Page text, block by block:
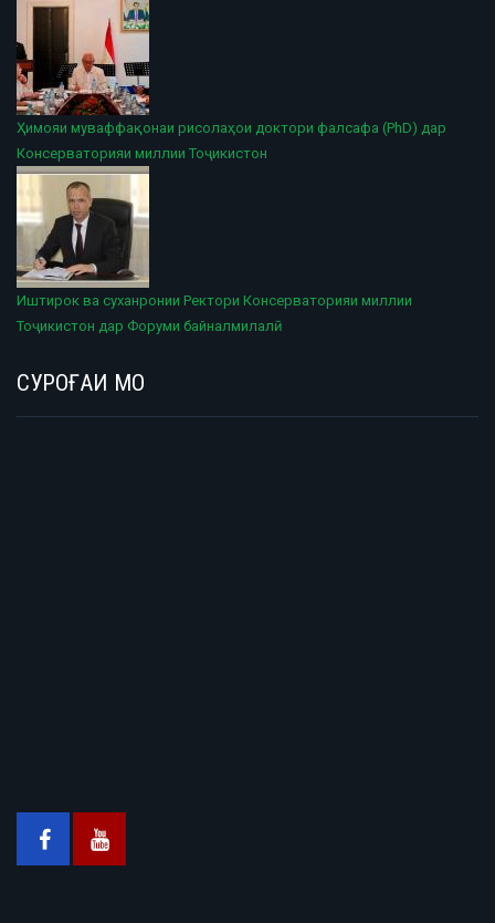
Ҳимояи муваффақонаи рисолаҳои доктори фалсафа (PhD) дар
Консерваторияи миллии Тоҷикистон
Иштирок ва суханронии Ректори Консерваторияи миллии
Тоҷикистон дар Форуми байналмилалӣ
СУРОҒАИ МО